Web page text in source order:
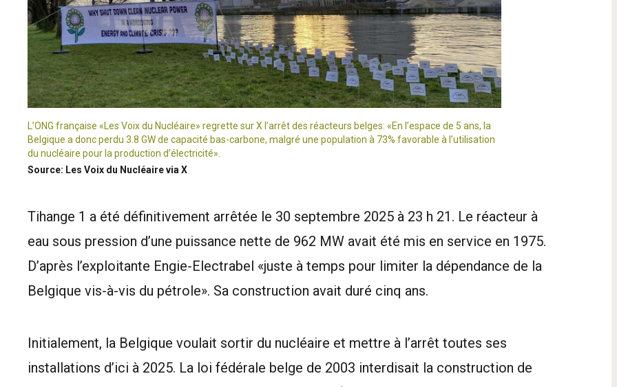
L’ONG française «Les Voix du Nucléaire» regrette sur X l’arrêt des réacteurs belges: «En l’espace de 5 ans, la
Belgique a donc perdu 3.8 GW de capacité bas-carbone, malgré une population à 73% favorable à l’utilisation
du nucléaire pour la production d’électricité».
Source: Les Voix du Nucléaire via X
Tihange 1 a été définitivement arrêtée le 30 septembre 2025 à 23 h 21. Le réacteur à
eau sous pression d’une puissance nette de 962 MW avait été mis en service en 1975.
D’après l’exploitante Engie-Electrabel «juste à temps pour limiter la dépendance de la
Belgique vis-à-vis du pétrole». Sa construction avait duré cinq ans.
Initialement, la Belgique voulait sortir du nucléaire et mettre à l’arrêt toutes ses
installations d’ici à 2025. La loi fédérale belge de 2003 interdisait la construction de